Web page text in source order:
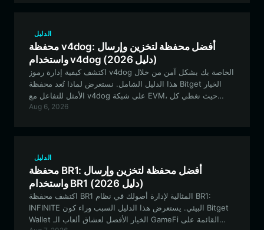
الدليل
محفظة v4dog: أفضل محفظة لتخزين وإرسال
واستخدام v4dog (دليل 2026)
اكتشف كيفية إدارة رموز v4dog الخاصة بك بشكل آمن من خلال
هذا الدليل الشامل. نستعرض لماذا تُعد محفظة Bitget الخيار
الأمثل للتفاعل مع v4dog على شبكة EVM، حيث نغطي كل
شيء بدءًا من الإعداد وحتى استراتيجيات التمويل اللامركزي
Aug 6, 2026
الدليل
محفظة BR1: أفضل محفظة لتخزين وإرسال
واستخدام BR1 (دليل 2026)
اكتشف محفظة BR1 المثالية لإدارة أصولك في نظام BR1:
INFINITE البيئي. يستعرض هذا الدليل السبب وراء كون Bitget
Wallet الخيار الأفضل لعشاق ألعاب الـ GameFi القائمة على